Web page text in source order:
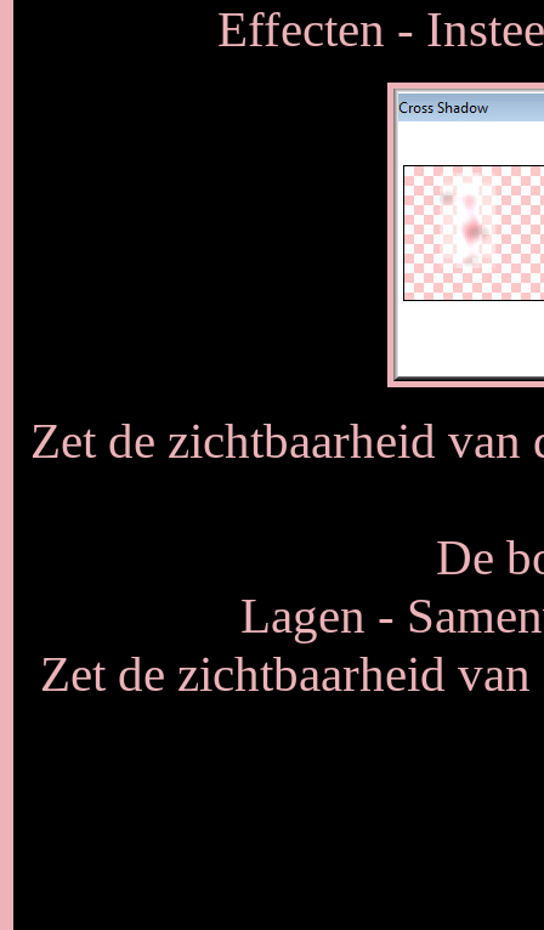
Effecten -
Zet de zichtbaarheid
De
Lagen -
Zet de zichtbaarheid